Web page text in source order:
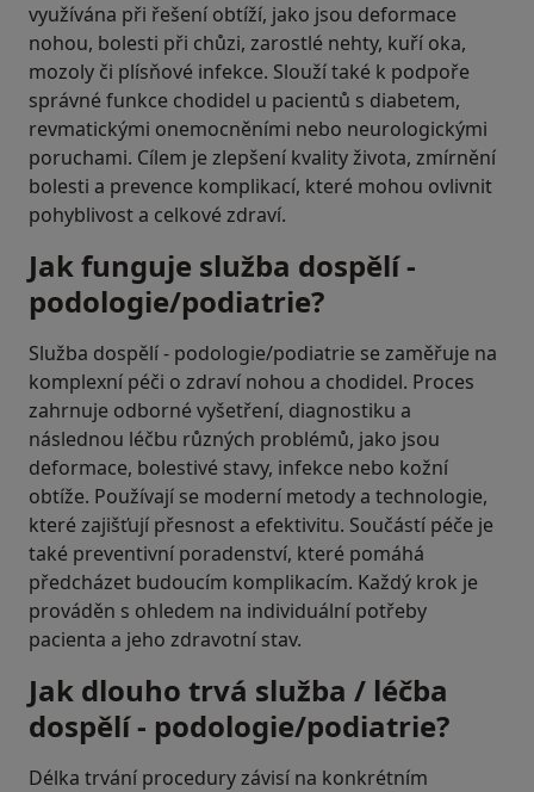
využívána při řešení obtíží, jako jsou deformace
nohou, bolesti při chůzi, zarostlé nehty, kuří oka,
mozoly či plísňové infekce. Slouží také k podpoře
správné funkce chodidel u pacientů s diabetem,
revmatickými onemocněními nebo neurologickými
poruchami. Cílem je zlepšení kvality života, zmírnění
bolesti a prevence komplikací, které mohou ovlivnit
pohyblivost a celkové zdraví.
Jak funguje služba dospělí -
podologie/podiatrie?
Služba dospělí - podologie/podiatrie se zaměřuje na
komplexní péči o zdraví nohou a chodidel. Proces
zahrnuje odborné vyšetření, diagnostiku a
následnou léčbu různých problémů, jako jsou
deformace, bolestivé stavy, infekce nebo kožní
obtíže. Používají se moderní metody a technologie,
které zajišťují přesnost a efektivitu. Součástí péče je
také preventivní poradenství, které pomáhá
předcházet budoucím komplikacím. Každý krok je
prováděn s ohledem na individuální potřeby
pacienta a jeho zdravotní stav.
Jak dlouho trvá služba / léčba
dospělí - podologie/podiatrie?
Délka trvání procedury závisí na konkrétním